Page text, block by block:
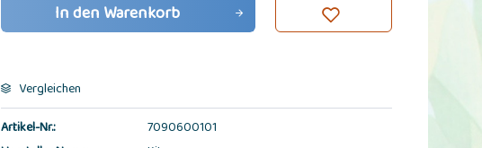
In den Warenkorb
Vergleichen
Artikel-Nr.:
7090600101